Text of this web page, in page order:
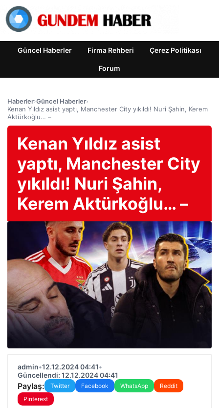
Güncel Haberler Firma Rehberi Çerez Politikası
Forum
Haberler›Güncel Haberler›
Kenan Yıldız asist yaptı, Manchester City yıkıldı! Nuri Şahin, Kerem
Aktürkoğlu… –
Kenan Yıldız asist
yaptı, Manchester City
yıkıldı! Nuri Şahin,
Kerem Aktürkoğlu… –
admin•12.12.2024 04:41•
Güncellendi: 12.12.2024 04:41
Paylaş: Twitter Facebook WhatsApp
Reddit
Pinterest